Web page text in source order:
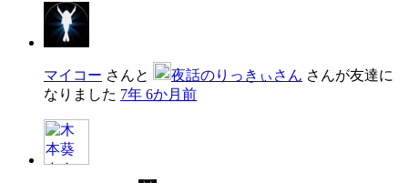
マイコー さんと 夜話のりっきぃさん さんが友達に
なりました 7年 6か月前